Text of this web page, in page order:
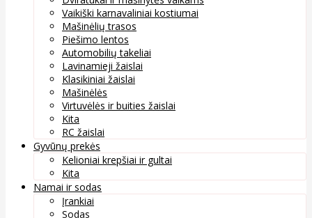
Vaikiški karnavaliniai kostiumai
Mašinėlių trasos
Piešimo lentos
Automobilių takeliai
Lavinamieji žaislai
Klasikiniai žaislai
Mašinėlės
Virtuvėlės ir buities žaislai
Kita
RC žaislai
Gyvūnų prekės
Kelioniai krepšiai ir gultai
Kita
Namai ir sodas
Įrankiai
Sodas